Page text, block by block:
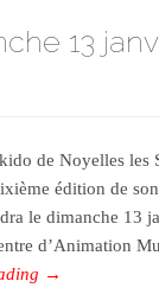
13
de Noyelles les
édition de
le dimanche 13
d’Animation
→